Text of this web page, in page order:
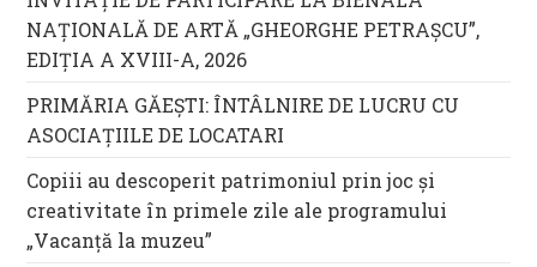
NAȚIONALĂ DE ARTĂ „GHEORGHE PETRAȘCU”,
EDIŢIA A XVIII-A, 2026
PRIMĂRIA GĂEȘTI: ÎNTÂLNIRE DE LUCRU CU
ASOCIAȚIILE DE LOCATARI
Copiii au descoperit patrimoniul prin joc și
creativitate în primele zile ale programului
„Vacanță la muzeu”